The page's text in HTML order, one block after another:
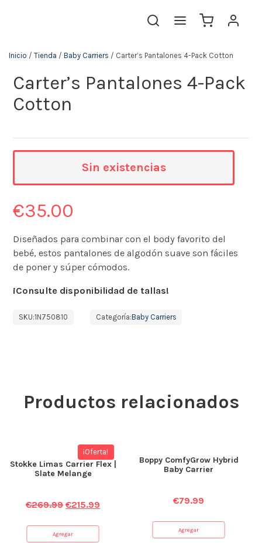
Inicio / Tienda / Baby Carriers / Carter’s Pantalones 4-Pack Cotton
Carter’s Pantalones 4-Pack
Cotton
€35.00
Diseñados para combinar con el body favorito del
bebé, estos pantalones de algodón suave son fáciles
de poner y súper cómodos.
¡Consulte disponibilidad de tallas!
Sin existencias
SKU:1N750810 Categoría:Baby Carriers
Productos relacionados
¡Oferta!
Stokke Limas Carrier Flex |
Slate Melange
€269.99 €215.99
Agregar
Boppy ComfyGrow Hybrid
Baby Carrier
€79.99
Agregar